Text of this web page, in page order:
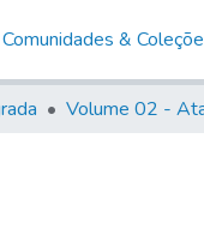
Comunidades &